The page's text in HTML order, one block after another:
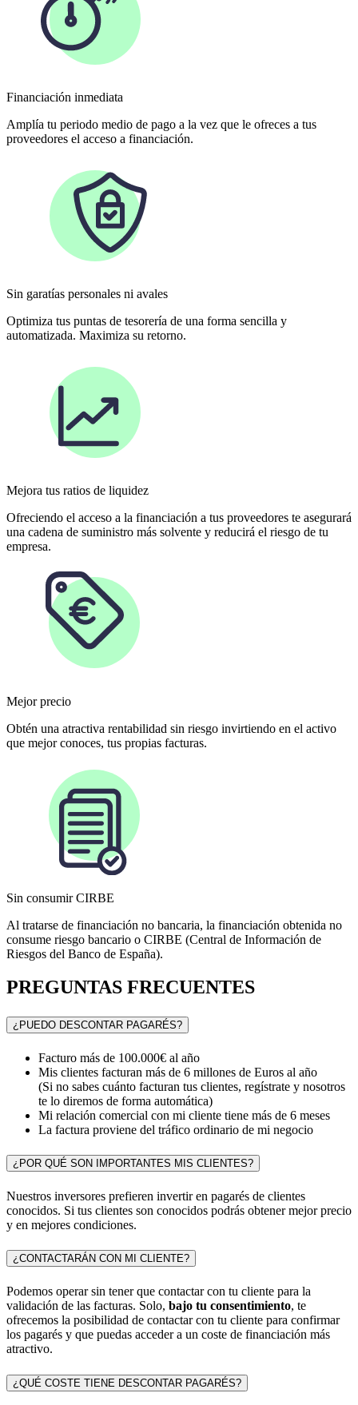
Financiación inmediata
Amplía tu periodo medio de pago a la vez que le ofreces a tus
proveedores el acceso a financiación.
Sin garatías personales ni avales
Optimiza tus puntas de tesorería de una forma sencilla y
automatizada. Maximiza su retorno.
Mejora tus ratios de liquidez
Ofreciendo el acceso a la financiación a tus proveedores te asegurará
una cadena de suministro más solvente y reducirá el riesgo de tu
empresa.
Mejor precio
Obtén una atractiva rentabilidad sin riesgo invirtiendo en el activo
que mejor conoces, tus propias facturas.
Sin consumir CIRBE
Al tratarse de financiación no bancaria, la financiación obtenida no
consume riesgo bancario o CIRBE (Central de Información de
Riesgos del Banco de España).
PREGUNTAS FRECUENTES
¿PUEDO DESCONTAR PAGARÉS?
Facturo más de 100.000€ al año
Mis clientes facturan más de 6 millones de Euros al año
(Si no sabes cuánto facturan tus clientes, regístrate y nosotros
te lo diremos de forma automática)
Mi relación comercial con mi cliente tiene más de 6 meses
La factura proviene del tráfico ordinario de mi negocio
¿POR QUÉ SON IMPORTANTES MIS CLIENTES?
Nuestros inversores prefieren invertir en pagarés de clientes
conocidos. Si tus clientes son conocidos podrás obtener mejor precio
y en mejores condiciones.
¿CONTACTARÁN CON MI CLIENTE?
Podemos operar sin tener que contactar con tu cliente para la
validación de las facturas. Solo, bajo tu consentimiento, te
ofrecemos la posibilidad de contactar con tu cliente para confirmar
los pagarés y que puedas acceder a un coste de financiación más
atractivo.
¿QUÉ COSTE TIENE DESCONTAR PAGARÉS?